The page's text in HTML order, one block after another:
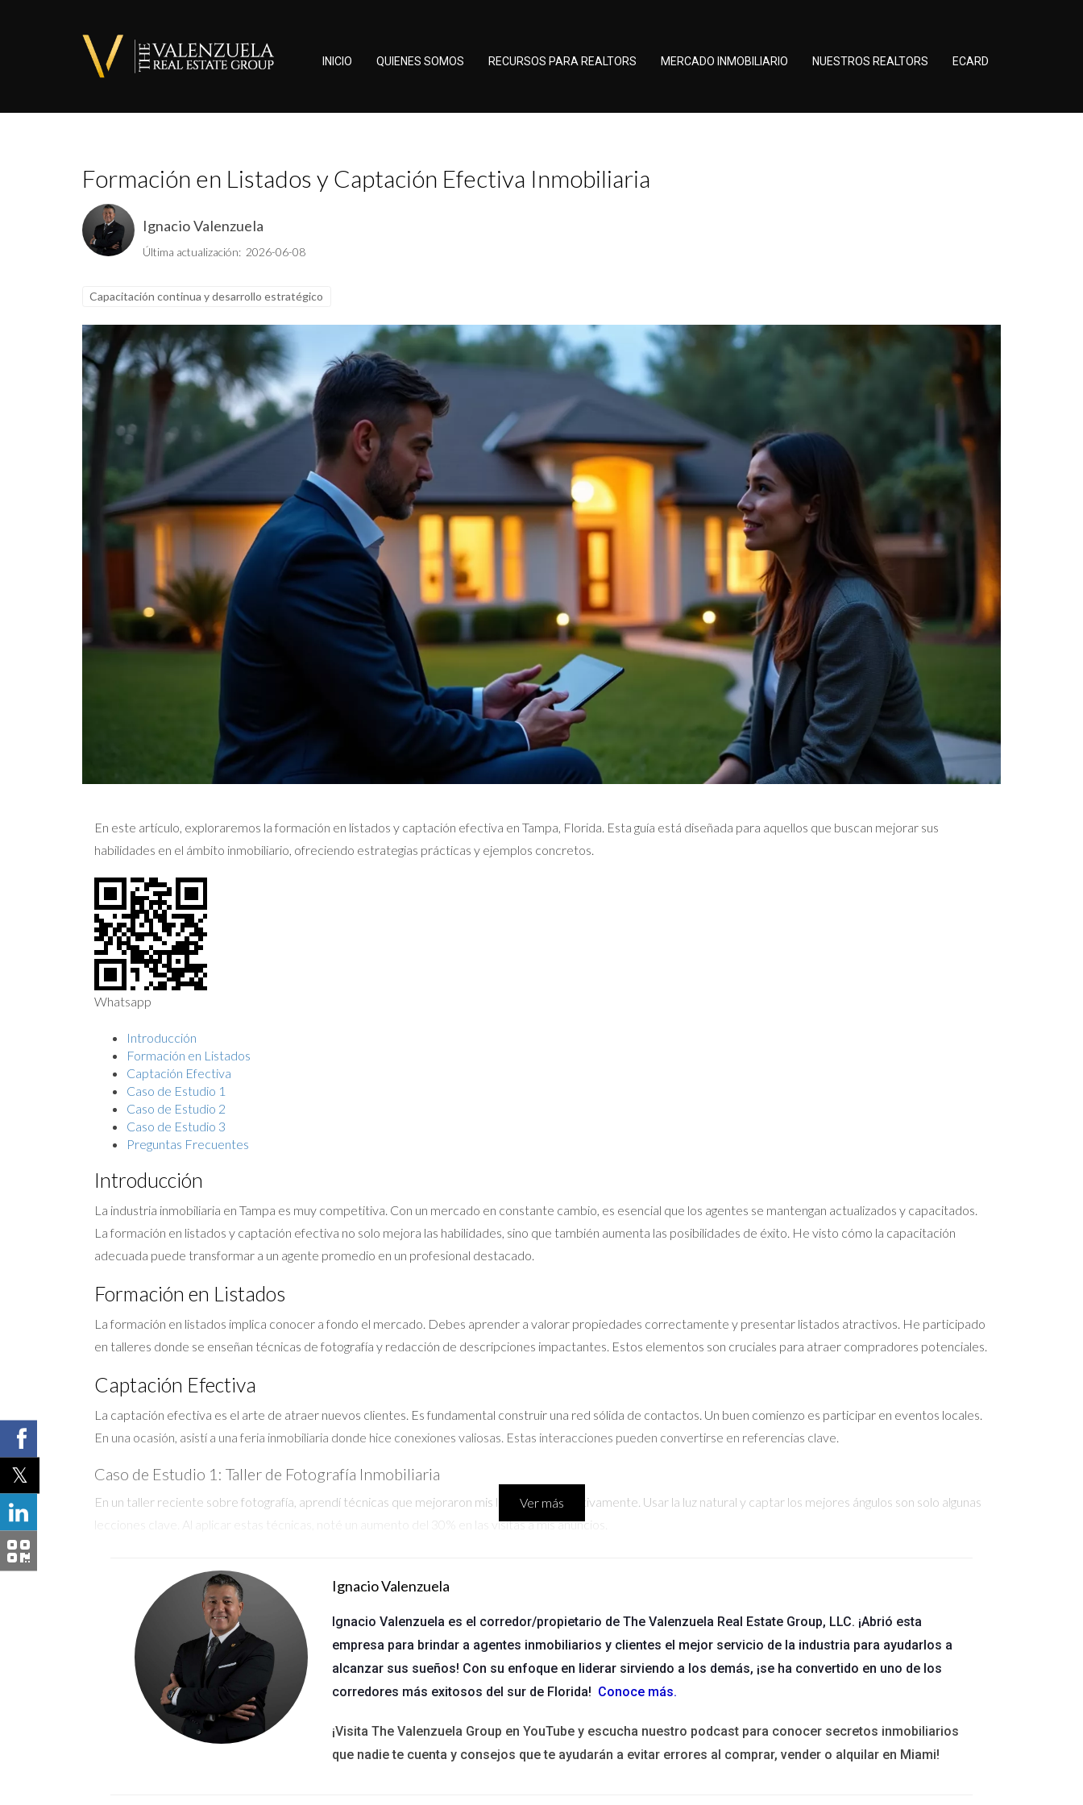
INICIO QUIENES SOMOS RECURSOS PARA REALTORS MERCADO INMOBILIARIO NUESTROS REALTORS ECARD
Formación en Listados y Captación Efectiva Inmobiliaria
Ignacio Valenzuela
Última actualización: 2026-06-08
Capacitación continua y desarrollo estratégico
En este artículo, exploraremos la formación en listados y captación efectiva en Tampa, Florida. Esta guía está diseñada para aquellos que buscan mejorar sus
habilidades en el ámbito inmobiliario, ofreciendo estrategias prácticas y ejemplos concretos.
Whatsapp
Introducción
Formación en Listados
Captación Efectiva
Caso de Estudio 1
Caso de Estudio 2
Caso de Estudio 3
Preguntas Frecuentes
Introducción
La industria inmobiliaria en Tampa es muy competitiva. Con un mercado en constante cambio, es esencial que los agentes se mantengan actualizados y capacitados.
La formación en listados y captación efectiva no solo mejora las habilidades, sino que también aumenta las posibilidades de éxito. He visto cómo la capacitación
adecuada puede transformar a un agente promedio en un profesional destacado.
Formación en Listados
La formación en listados implica conocer a fondo el mercado. Debes aprender a valorar propiedades correctamente y presentar listados atractivos. He participado
en talleres donde se enseñan técnicas de fotografía y redacción de descripciones impactantes. Estos elementos son cruciales para atraer compradores potenciales.
Captación Efectiva
La captación efectiva es el arte de atraer nuevos clientes. Es fundamental construir una red sólida de contactos. Un buen comienzo es participar en eventos locales.
En una ocasión, asistí a una feria inmobiliaria donde hice conexiones valiosas. Estas interacciones pueden convertirse en referencias clave.
Caso de Estudio 1: Taller de Fotografía Inmobiliaria
En un taller reciente sobre fotografía, aprendí técnicas que mejoraron mis listados significativamente. Usar la luz natural y captar los mejores ángulos son solo algunas
lecciones clave. Al aplicar estas técnicas, noté un aumento del 30% en las visitas a mis anuncios.
Una colega utilizó Instagram para mostrar propiedades. Publicaba historias diarias con recorridos virtuales. Esto no solo atrajo seguidores, sino que también generó
consultas directas sobre propiedades específicas.
Caso de Estudio 3: Ferias Inmobiliarias Locales
Asistir a ferias me permitió interactuar directamente con compradores interesados. Ofrecí material informativo y establecí relaciones cara a cara. En mi último
evento, logré captar cinco nuevos clientes potenciales en un solo día.
No subestimes el poder de una buena presentación visual.
Ver más
Ignacio Valenzuela
Ignacio Valenzuela es el corredor/propietario de The Valenzuela Real Estate Group, LLC. ¡Abrió esta
empresa para brindar a agentes inmobiliarios y clientes el mejor servicio de la industria para ayudarlos a
alcanzar sus sueños! Con su enfoque en liderar sirviendo a los demás, ¡se ha convertido en uno de los
corredores más exitosos del sur de Florida! Conoce más.
¡Visita The Valenzuela Group en YouTube y escucha nuestro podcast para conocer secretos inmobiliarios
que nadie te cuenta y consejos que te ayudarán a evitar errores al comprar, vender o alquilar en Miami!